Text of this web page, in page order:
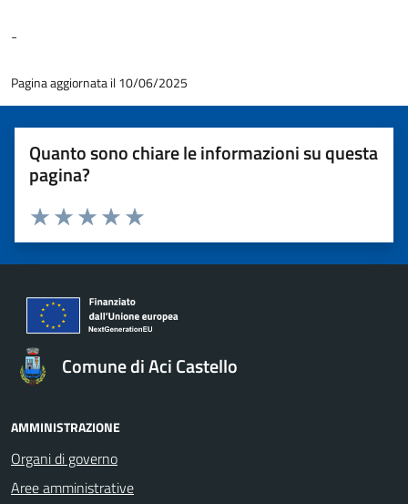
-
Pagina aggiornata il 10/06/2025
Quanto sono chiare le informazioni su questa
pagina?
Valuta 5 stelle su 5
Valuta 4 stelle su 5
Valuta 3 stelle su 5
Valuta 2 stelle su 5
Valuta 1 stelle su 5
Comune di Aci Castello
AMMINISTRAZIONE
Organi di governo
Aree amministrative